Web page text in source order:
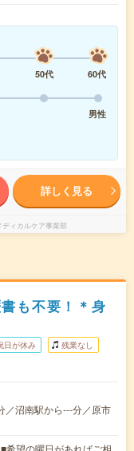
50代
60代
男性
詳しく見る
ィカルケア事業部
も不要！＊身
日が休み 残業なし
／沼南駅から---分／原市
希望の曜日があればご相